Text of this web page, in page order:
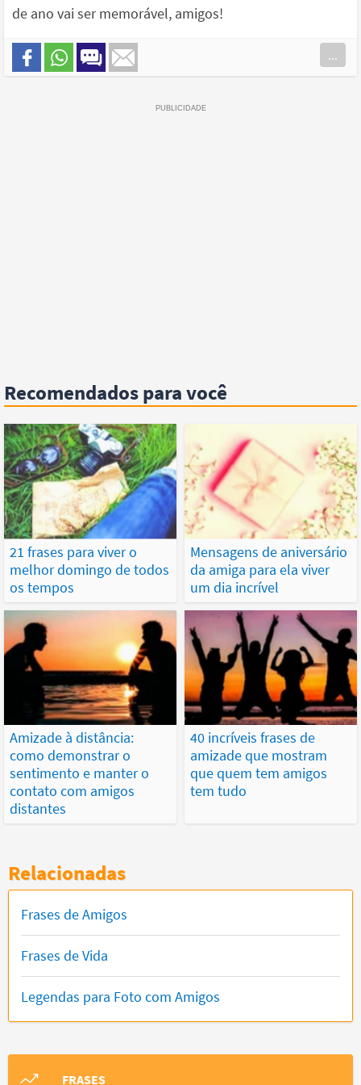
de ano vai ser memorável, amigos!
...
Recomendados para você
21 frases para viver o
melhor domingo de todos
os tempos
Mensagens de aniversário
da amiga para ela viver
um dia incrível
Amizade à distância:
como demonstrar o
sentimento e manter o
contato com amigos
distantes
40 incríveis frases de
amizade que mostram
que quem tem amigos
tem tudo
Relacionadas
Frases de Amigos
Frases de Vida
Legendas para Foto com Amigos
FRASES